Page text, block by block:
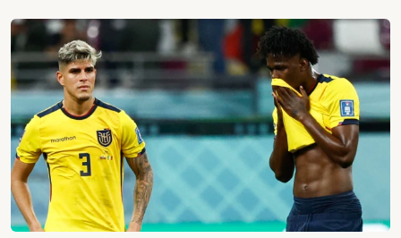
Amazonia Ecuatoriana
¿En que consiste la
tasa minera que rige en
Ecuador?